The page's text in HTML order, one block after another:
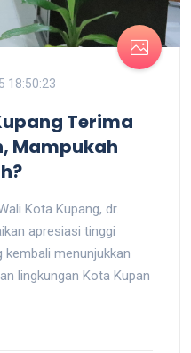
18:50:23
Terima
Mampukah
Kota Kupang, dr.
apresiasi tinggi
kembali menunjukkan
lingkungan Kota Kupan